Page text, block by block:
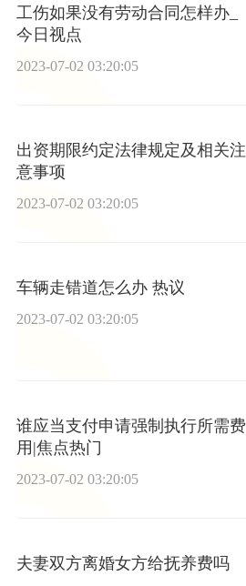
工伤如果没有劳动合同怎样办_
今日视点
2023-07-02 03:20:05
出资期限约定法律规定及相关注
意事项
2023-07-02 03:20:05
车辆走错道怎么办 热议
2023-07-02 03:20:05
谁应当支付申请强制执行所需费
用|焦点热门
2023-07-02 03:20:05
夫妻双方离婚女方给抚养费吗